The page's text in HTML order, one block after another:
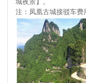
注：凤凰古城接驳车费